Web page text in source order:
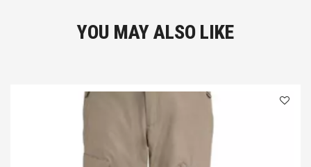
YOU MAY ALSO LIKE